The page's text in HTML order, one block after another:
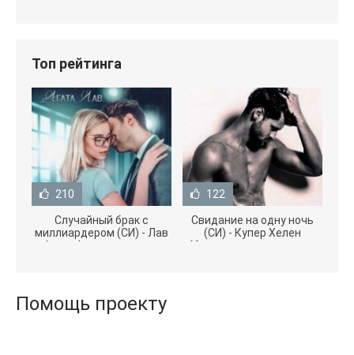
Топ рейтинга
210
Случайный брак с
миллиардером (СИ) - Лав
Агата (полная версия
122
Свидание на одну ночь
(СИ) - Купер Хелен
(бесплатные серии книг
Помощь проекту